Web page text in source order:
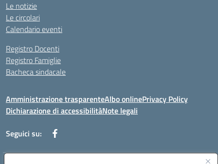
Le notizie
Le circolari
Calendario eventi
Registro Docenti
Registro Famiglie
Bacheca sindacale
Amministrazione trasparenteAlbo onlinePrivacy Policy
Dichiarazione di accessibilitàNote legali
Seguici su: